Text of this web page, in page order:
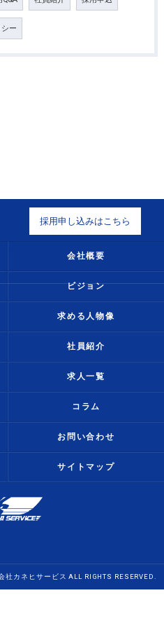
ー
採用申し込みはこちら
会社概要
ビジョン
求める人物像
社員紹介
求人一覧
コラム
お問い合わせ
サイトマップ
カネヒサービス ALL RIGHTS RESERVED.